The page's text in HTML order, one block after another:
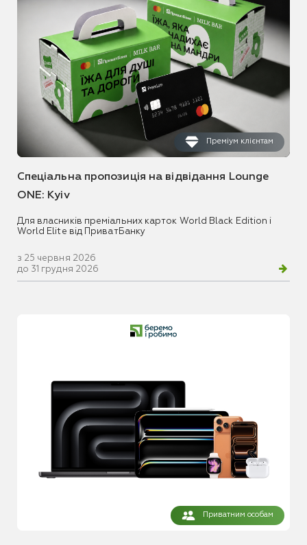
Преміум клієнтам
Спеціальна пропозиція на відвідання Lounge
ONE: Kyiv
Для власників преміальних карток World Black Edition і
World Elite від ПриватБанку
з 25 червня 2026
до 31 грудня 2026
Приватним особам